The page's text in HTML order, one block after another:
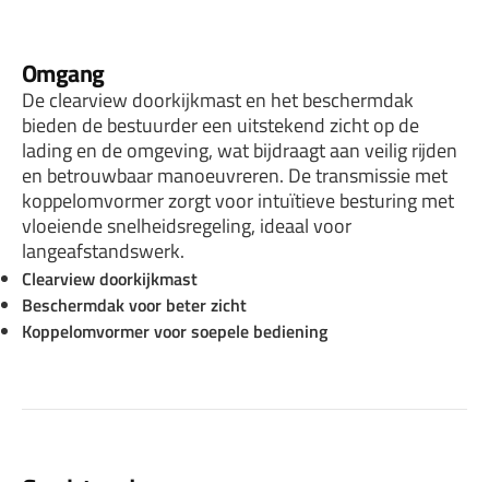
Omgang
De clearview doorkijkmast en het beschermdak
bieden de bestuurder een uitstekend zicht op de
lading en de omgeving, wat bijdraagt aan veilig rijden
en betrouwbaar manoeuvreren. De transmissie met
koppelomvormer zorgt voor intuïtieve besturing met
vloeiende snelheidsregeling, ideaal voor
langeafstandswerk.
Clearview doorkijkmast
Beschermdak voor beter zicht
Koppelomvormer voor soepele bediening